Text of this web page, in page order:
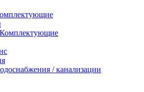
/ канализации